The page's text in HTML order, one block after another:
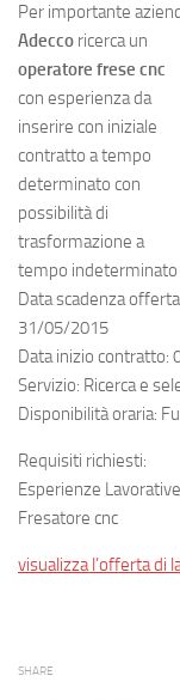
Per importante
Adecco ricerca un
operatore frese cnc
con esperienza da
inserire con iniziale
contratto a tempo
determinato con
possibilità di
trasformazione a
tempo indeterminato
Data scadenza
31/05/2015
Data inizio contratto:
Servizio: Ricerca e
Disponibilità oraria:
Requisiti richiesti:
Esperienze
Fresatore cnc
visualizza l’offerta di
SHARE